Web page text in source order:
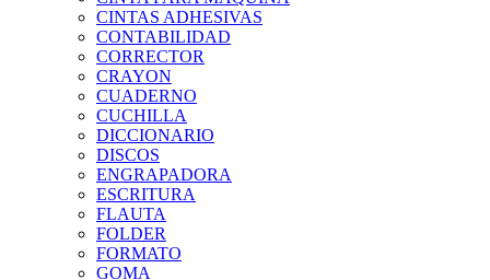
CINTAS ADHESIVAS
CONTABILIDAD
CORRECTOR
CRAYON
CUADERNO
CUCHILLA
DICCIONARIO
DISCOS
ENGRAPADORA
ESCRITURA
FLAUTA
FOLDER
FORMATO
GOMA